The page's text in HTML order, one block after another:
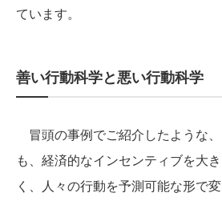
ています。
善い行動科学と悪い行動科学
冒頭の事例でご紹介したような
も、経済的なインセンティブを大
く、人々の行動を予測可能な形で